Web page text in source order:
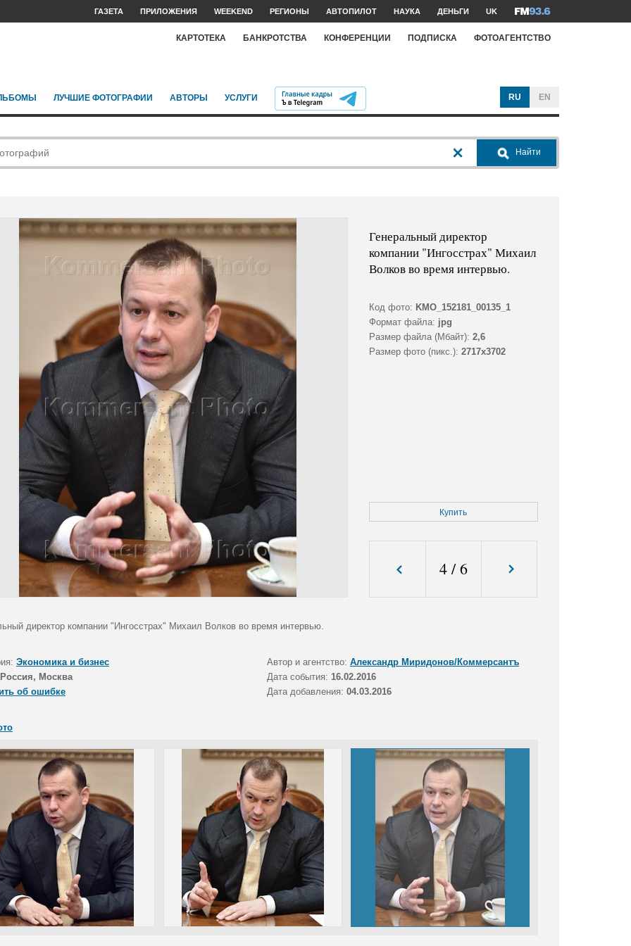
ГАЗЕТА ПРИЛОЖЕНИЯ WEEKEND РЕГИОНЫ АВТОПИЛОТ НАУКА ДЕНЬГИ UK
КАРТОТЕКА БАНКРОТСТВА КОНФЕРЕНЦИИ ПОДПИСКА ФОТОАГЕНТСТВО
ЛУЧШИЕ ФОТОГРАФИИ АВТОРЫ УСЛУГИ RU EN
Найти
Генеральный директор
компании "Ингосстрах" Михаил
Волков во время интервью.
Код фото: KMO_152181_00135_1
Формат файла: jpg
Размер файла (Мбайт): 2,6
Размер фото (пикс.): 2717x3702
Купить
4/6
директор компании "Ингосстрах" Михаил Волков во время интервью.
Экономика и бизнес Автор и агентство: Александр Миридонов/Коммерсантъ
Россия, Москва Дата события: 16.02.2016
об ошибке
Дата добавления: 04.03.2016